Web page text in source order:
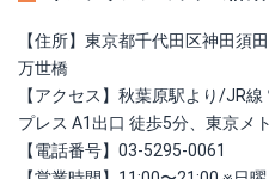
【住所】東京都千代田区神田須
万世橋
【アクセス】秋葉原駅より/JR
プレス A1出口 徒歩5分、東京メ
【電話番号】03-5295-0061